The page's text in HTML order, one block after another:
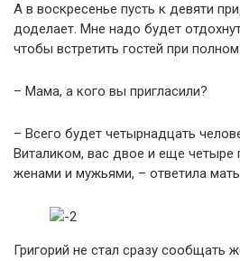
А в воскресенье пусть к девяти
доделает. Мне надо будет
чтобы встретить гостей при
– Мама, а кого вы пригласили?
– Всего будет четырнадцать
Виталиком, вас двое и еще четыре
женами и мужьями, – ответила
Григорий не стал сразу сообщать